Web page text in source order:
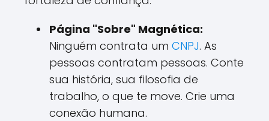
Página "Sobre" Magnética:
Ninguém contrata um CNPJ. As
pessoas contratam pessoas. Conte
sua história, sua filosofia de
trabalho, o que te move. Crie uma
conexão humana.